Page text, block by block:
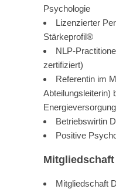
Psychologie
Lizenzierter
Stärkeprofil®
NLP-
zertifiziert)
Referentin im
Abteilungsleiterin)
Betriebswirtin
Positive
Mitgliedschaft
Mitgliedschaft